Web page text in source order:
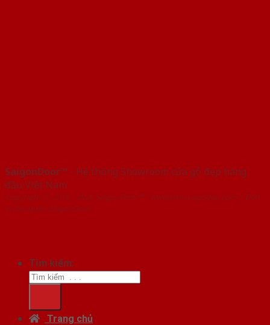
SaigonDoor™ - Hệ thống Showroom cửa gỗ đẹp hàng
đầu Việt Nam
Copyright ⓒ 2016 – 2026 SaigonDoor™ - www.bancuagodep.com | Đơn
vị chủ quản SaigonDoor
Tìm kiếm:
Trang chủ